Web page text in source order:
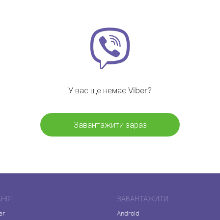
У вас ще немає Viber?
Завантажити зараз
ЗАВАНТАЖИТИ
Android